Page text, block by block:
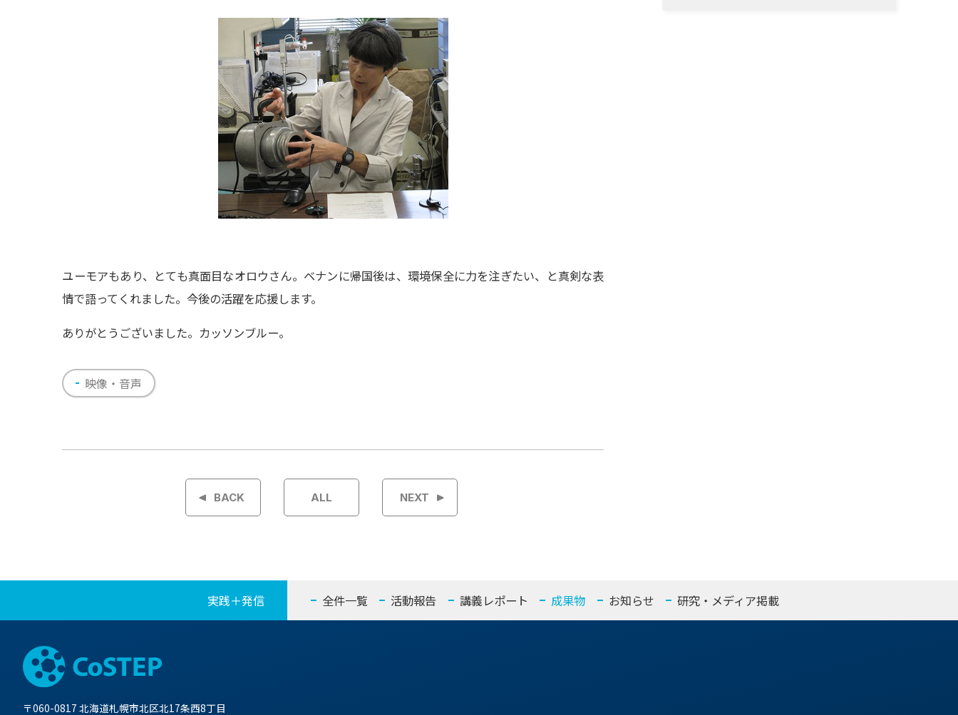
ユーモアもあり、とても真面目なオロウさん。ベナンに帰国後は、環境保全に力を注ぎたい、と真剣な表
情で語ってくれました。今後の活躍を応援します。
ありがとうございました。カッソンブルー。
映像・音声
投
ゲ
ー
シ
ョ
BACK ALL NEXT
実践＋発信 全件一覧 活動報告 講義レポート 成果物 お知らせ 研究・メディア掲載
〒060-0817 北海道札幌市北区北17条西8丁目